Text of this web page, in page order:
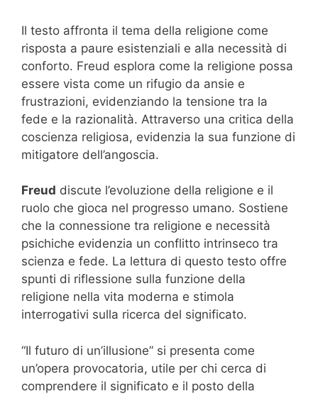
Il testo affronta il tema della religione come
risposta a paure esistenziali e alla necessità di
conforto. Freud esplora come la religione possa
essere vista come un rifugio da ansie e
frustrazioni, evidenziando la tensione tra la
fede e la razionalità. Attraverso una critica della
coscienza religiosa, evidenzia la sua funzione di
mitigatore dell’angoscia.
Freud discute l’evoluzione della religione e il
ruolo che gioca nel progresso umano. Sostiene
che la connessione tra religione e necessità
psichiche evidenzia un conflitto intrinseco tra
scienza e fede. La lettura di questo testo offre
spunti di riflessione sulla funzione della
religione nella vita moderna e stimola
interrogativi sulla ricerca del significato.
“Il futuro di un’illusione” si presenta come
un’opera provocatoria, utile per chi cerca di
comprendere il significato e il posto della